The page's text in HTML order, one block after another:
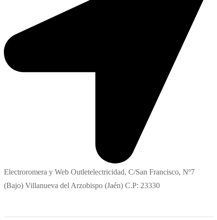
Electroromera y Web Outletelectricidad, C/San Francisco, Nº7
(Bajo) Villanueva del Arzobispo (Jaén) C.P: 23330